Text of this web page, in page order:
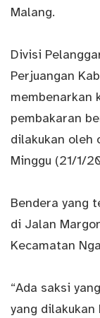
Malang.
Divisi
Perjuangan
membenarkan
pembakaran
dilakukan oleh
Minggu (21/1/
Bendera yang
di Jalan
Kecamatan
“Ada saksi
yang dilakukan